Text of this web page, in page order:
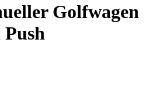
Golfwagen